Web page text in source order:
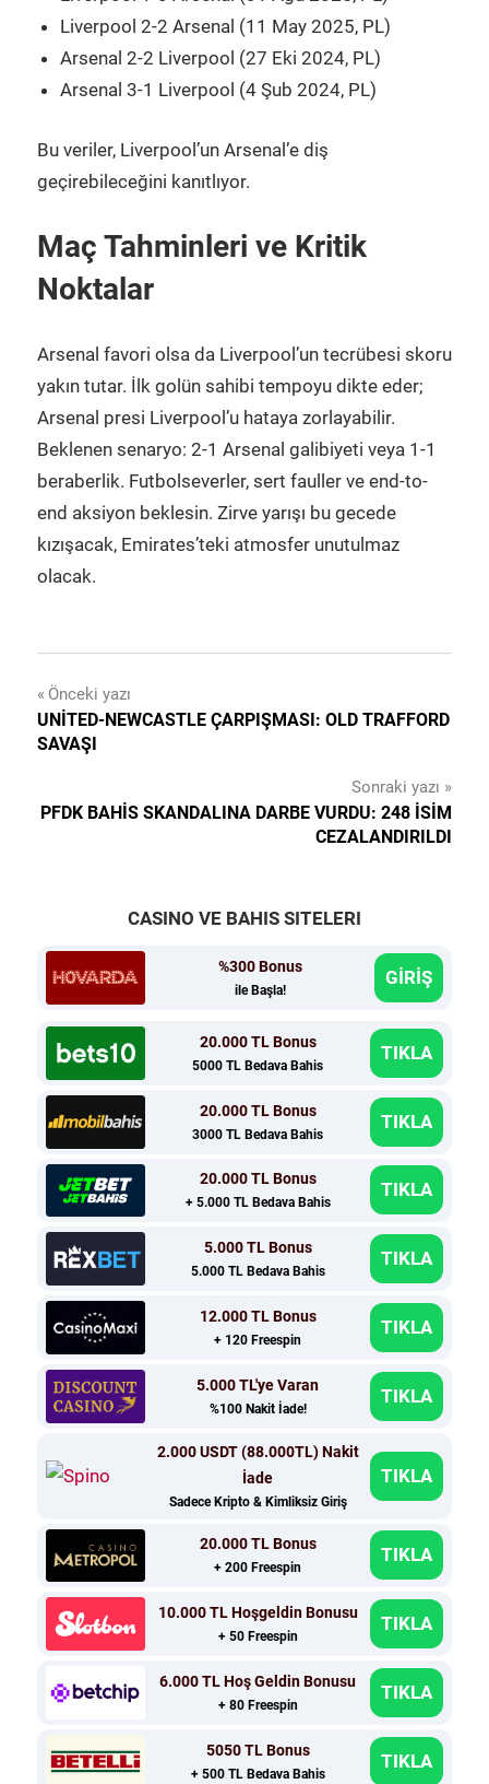
Liverpool 2-2 Arsenal (11 May 2025, PL)
Arsenal 2-2 Liverpool (27 Eki 2024, PL)
Arsenal 3-1 Liverpool (4 Şub 2024, PL)
Bu veriler, Liverpool’un Arsenal’e diş
geçirebileceğini kanıtlıyor.
Maç Tahminleri ve Kritik
Noktalar
Arsenal favori olsa da Liverpool’un tecrübesi skoru
yakın tutar. İlk golün sahibi tempoyu dikte eder;
Arsenal presi Liverpool’u hataya zorlayabilir.
Beklenen senaryo: 2-1 Arsenal galibiyeti veya 1-1
beraberlik. Futbolseverler, sert fauller ve end-to-
end aksiyon beklesin. Zirve yarışı bu gecede
kızışacak, Emirates’teki atmosfer unutulmaz
olacak.
Yazı
gezinmesi
Önceki yazı
UNITED-NEWCASTLE ÇARPIŞMASI: OLD TRAFFORD
SAVAŞI
Sonraki yazı
PFDK BAHIS SKANDALINA DARBE VURDU: 248 İSIM
CEZALANDIRILDI
CASINO VE BAHIS SITELERI
%300 Bonus
ile Başla!
GİRİŞ
20.000 TL Bonus
5000 TL Bedava Bahis
TIKLA
20.000 TL Bonus
3000 TL Bedava Bahis
TIKLA
20.000 TL Bonus
+ 5.000 TL Bedava Bahis
TIKLA
5.000 TL Bonus
5.000 TL Bedava Bahis
TIKLA
12.000 TL Bonus
+ 120 Freespin
TIKLA
5.000 TL'ye Varan
%100 Nakit İade!
TIKLA
2.000 USDT (88.000TL) Nakit
İade
Sadece Kripto & Kimliksiz Giriş
TIKLA
20.000 TL Bonus
+ 200 Freespin
TIKLA
10.000 TL Hoşgeldin Bonusu
+ 50 Freespin
TIKLA
6.000 TL Hoş Geldin Bonusu
+ 80 Freespin
TIKLA
5050 TL Bonus
+ 500 TL Bedava Bahis
TIKLA